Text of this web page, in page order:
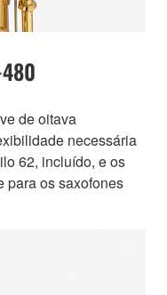
de oitava
necessária
62, incluído, e os
para os saxofones